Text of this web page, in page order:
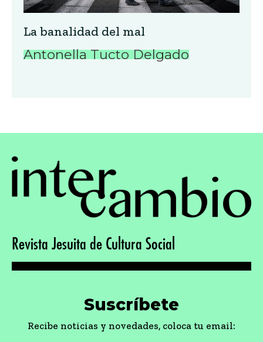
La banalidad del mal
Antonella Tucto Delgado
Revista Jesuita de Cultura Social
Suscríbete
Recibe noticias y novedades, coloca tu email: